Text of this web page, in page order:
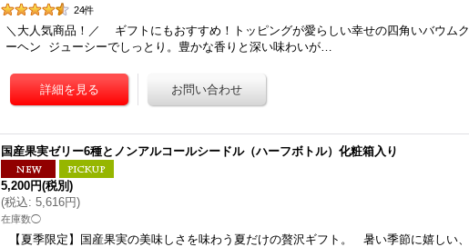
24件
＼大人気商品！／ ギフトにもおすすめ！トッピングが愛らしい幸せの四角いバウムク
ーヘン ジューシーでしっとり。豊かな香りと深い味わいが…
国産果実ゼリー6種とノンアルコールシードル（ハーフボトル）化粧箱入り
5,200円(税別)
(税込: 5,616円)
在庫数◯
【夏季限定】国産果実の美味しさを味わう夏だけの贅沢ギフト。 暑い季節に嬉しい、